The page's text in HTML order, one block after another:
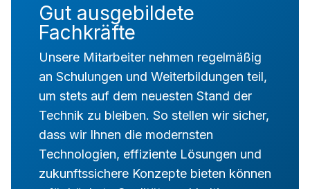
Gut ausgebildete
Fachkräfte
Unsere Mitarbeiter nehmen regelmäßig
an Schulungen und Weiterbildungen teil,
um stets auf dem neuesten Stand der
Technik zu bleiben. So stellen wir sicher,
dass wir Ihnen die modernsten
Technologien, effiziente Lösungen und
zukunftssichere Konzepte bieten können